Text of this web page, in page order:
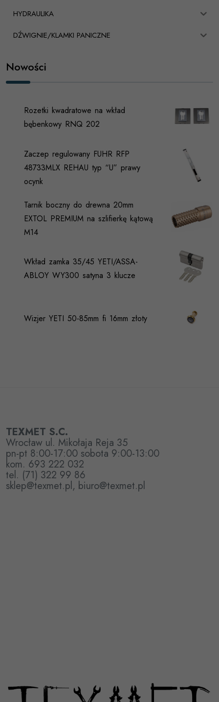
HYDRAULIKA
DŹWIGNIE/KLAMKI PANICZNE
Nowości
Rozetki kwadratowe na wkład
bębenkowy RNQ 202
Zaczep regulowany FUHR RFP
48733MLX REHAU typ “U” prawy
ocynk
Tarnik boczny do drewna 20mm
EXTOL PREMIUM na szlifierkę kątową
M14
Wkład zamka 35/45 YETI/ASSA-
ABLOY WY300 satyna 3 klucze
Wizjer YETI 50-85mm fi 16mm złoty
TEXMET S.C.
Wrocław ul. Mikołaja Reja 35
pn-pt 8:00-17:00 sobota 9:00-13:00
kom. 693 222 032
tel. (71) 322 99 86
sklep@texmet.pl, biuro@texmet.pl